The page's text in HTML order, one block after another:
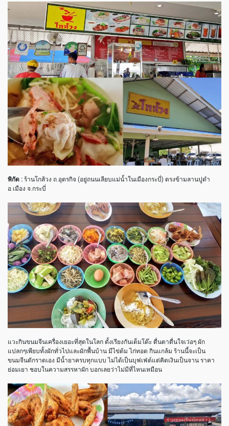
พิกัด : ร้านโกส้วง ถ.อุตรกิจ (อยู่ถนนเลียบแม่น้ำในเมืองกระบี่) ตรงข้ามลานปูดำ
อ.เมือง จ.กระบี่
แวะกินขนมจีนเครื่องเยอะที่สุดในโลก ตั้งเรียงกันเต็มโต๊ะ ตื่นตาตื่นใจเว่อๆ ผัก
แปลกๆเพียบทั้งผักทั่วไปและผักพื้นบ้าน มีไข่ต้ม ไก่ทอด กินแกล้ม ร้านนี้จะเป็น
ขนมจีนตักราดเอง มีน้ำยาครบทุกแบบ ไม่ได้เป็นบุฟเฟ่ต์แต่คิดเงินเป็นจาน ราคา
ย่อมเยา ชอบในความสรรหาผัก บอกเลยว่าไม่มีที่ไหนเหมือน